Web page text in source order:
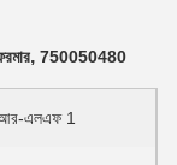
, 750050480
এলএফ 1